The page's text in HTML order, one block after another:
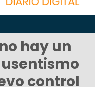
hay un
control